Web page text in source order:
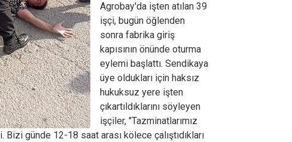
Agrobay'da işten atılan 39
işçi, bugün öğlenden
sonra fabrika giriş
kapısının önünde oturma
eylemi başlattı. Sendikaya
üye oldukları için haksız
hukuksuz yere işten
çıkartıldıklarını söyleyen
işçiler, "Tazminatlarımız
Bizi günde 12-18 saat arası kölece çalıştıdıkları